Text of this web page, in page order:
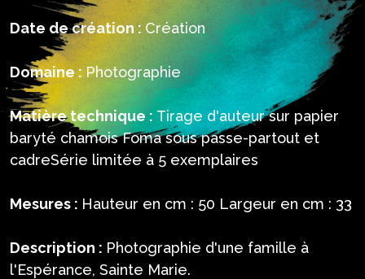
Date de création : Création
Domaine : Photographie
Matière technique : Tirage d'auteur sur papier
baryté chamois Foma sous passe-partout et
cadreSérie limitée à 5 exemplaires
Mesures : Hauteur en cm : 50 Largeur en cm : 33
Description : Photographie d'une famille à
l'Espérance, Sainte Marie.